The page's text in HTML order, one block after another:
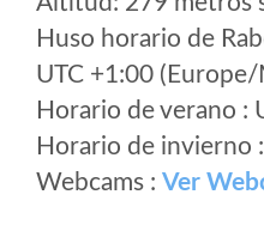
Huso horario de
UTC +1:00
Horario de verano :
Horario de invierno
Webcams : Ver